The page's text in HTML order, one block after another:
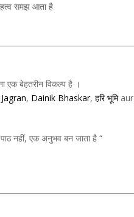
समझ आता है
एक बेहतरीन विकल्प है ।
, Dainik Bhaskar,हरि भूमिaur
नहीं, एक अनुभव बन जाता है “